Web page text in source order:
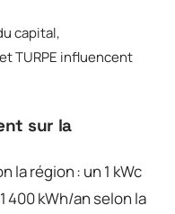
capital,
TURPE influencent
sur la
la région : un 1 kWc
400 kWh/an selon la